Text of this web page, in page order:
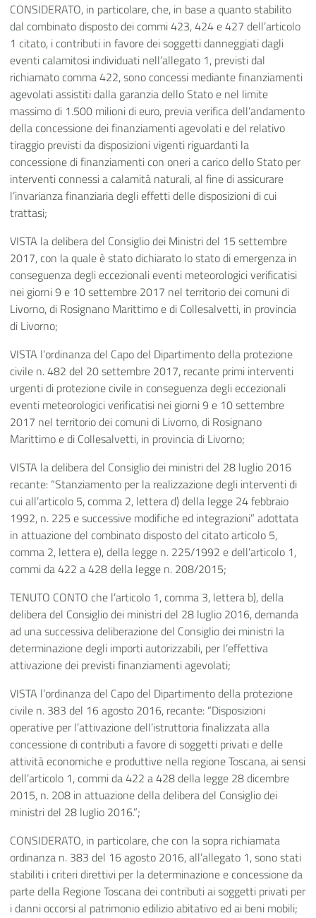
CONSIDERATO, in particolare, che, in base a quanto stabilito
dal combinato disposto dei commi 423, 424 e 427 dell’articolo
1 citato, i contributi in favore dei soggetti danneggiati dagli
eventi calamitosi individuati nell’allegato 1, previsti dal
richiamato comma 422, sono concessi mediante finanziamenti
agevolati assistiti dalla garanzia dello Stato e nel limite
massimo di 1.500 milioni di euro, previa verifica dell’andamento
della concessione dei finanziamenti agevolati e del relativo
tiraggio previsti da disposizioni vigenti riguardanti la
concessione di finanziamenti con oneri a carico dello Stato per
interventi connessi a calamità naturali, al fine di assicurare
l’invarianza finanziaria degli effetti delle disposizioni di cui
trattasi;
VISTA la delibera del Consiglio dei Ministri del 15 settembre
2017, con la quale è stato dichiarato lo stato di emergenza in
conseguenza degli eccezionali eventi meteorologici verificatisi
nei giorni 9 e 10 settembre 2017 nel territorio dei comuni di
Livorno, di Rosignano Marittimo e di Collesalvetti, in provincia
di Livorno;
VISTA l’ordinanza del Capo del Dipartimento della protezione
civile n. 482 del 20 settembre 2017, recante primi interventi
urgenti di protezione civile in conseguenza degli eccezionali
eventi meteorologici verificatisi nei giorni 9 e 10 settembre
2017 nel territorio dei comuni di Livorno, di Rosignano
Marittimo e di Collesalvetti, in provincia di Livorno;
VISTA la delibera del Consiglio dei ministri del 28 luglio 2016
recante: “Stanziamento per la realizzazione degli interventi di
cui all’articolo 5, comma 2, lettera d) della legge 24 febbraio
1992, n. 225 e successive modifiche ed integrazioni” adottata
in attuazione del combinato disposto del citato articolo 5,
comma 2, lettera e), della legge n. 225/1992 e dell’articolo 1,
commi da 422 a 428 della legge n. 208/2015;
TENUTO CONTO che l’articolo 1, comma 3, lettera b), della
delibera del Consiglio dei ministri del 28 luglio 2016, demanda
ad una successiva deliberazione del Consiglio dei ministri la
determinazione degli importi autorizzabili, per l’effettiva
attivazione dei previsti finanziamenti agevolati;
VISTA l’ordinanza del Capo del Dipartimento della protezione
civile n. 383 del 16 agosto 2016, recante: “Disposizioni
operative per l’attivazione dell’istruttoria finalizzata alla
concessione di contributi a favore di soggetti privati e delle
attività economiche e produttive nella regione Toscana, ai sensi
dell’articolo 1, commi da 422 a 428 della legge 28 dicembre
2015, n. 208 in attuazione della delibera del Consiglio dei
ministri del 28 luglio 2016.”;
CONSIDERATO, in particolare, che con la sopra richiamata
ordinanza n. 383 del 16 agosto 2016, all’allegato 1, sono stati
stabiliti i criteri direttivi per la determinazione e concessione da
parte della Regione Toscana dei contributi ai soggetti privati per
i danni occorsi al patrimonio edilizio abitativo ed ai beni mobili;